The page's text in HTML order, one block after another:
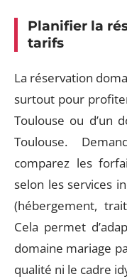
Planifier la
tarifs
La réservation
surtout pour
Toulouse ou d’un
Toulouse.
comparez les
selon les services
(hébergement,
Cela permet
domaine mariage
qualité ni le cadre